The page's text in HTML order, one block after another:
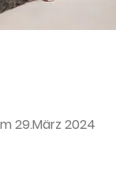
29.März 2024